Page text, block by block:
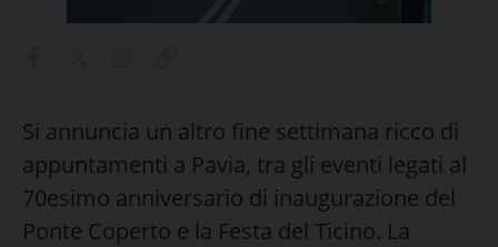
Si annuncia un altro fine settimana ricco di
appuntamenti a Pavia, tra gli eventi legati al
70esimo anniversario di inaugurazione del
Ponte Coperto e la Festa del Ticino. La